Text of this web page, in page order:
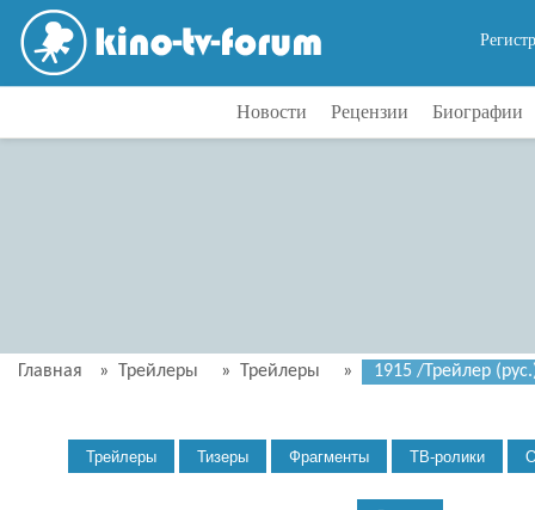
Новости Рецензии Биографии
Главная » Трейлеры » Трейлеры » 1915 /Трейлер